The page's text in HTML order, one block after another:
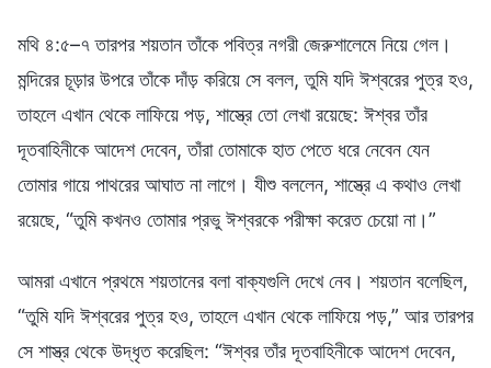
মথি ৪:৫–৭ তারপর শয়তান তাঁকে পবিত্র নগরী জেরুশালেমে নিয়ে গেল।
মন্দিরের চূড়ার উপরে তাঁকে দাঁড় করিয়ে সে বলল, তুমি যদি ঈশ্বরের পুত্র হও,
তাহলে এখান থেকে লাফিয়ে পড়, শাস্ত্রে তো লেখা রয়েছে: ঈশ্বর তাঁর
দূতবাহিনীকে আদেশ দেবেন, তাঁরা তোমাকে হাত পেতে ধরে নেবেন যেন
তোমার গায়ে পাথরের আঘাত না লাগে। যীশু বললেন, শাস্ত্রে এ কথাও লেখা
রয়েছে, “তুমি কখনও তোমার প্রভু ঈশ্বরকে পরীক্ষা করেত চেয়ো না।”
আমরা এখানে প্রথমে শয়তানের বলা বাক্যগুলি দেখে নেব। শয়তান বলেছিল,
“তুমি যদি ঈশ্বরের পুত্র হও, তাহলে এখান থেকে লাফিয়ে পড়,” আর তারপর
সে শাস্ত্র থেকে উদ্ধৃত করেছিল: “ঈশ্বর তাঁর দূতবাহিনীকে আদেশ দেবেন,